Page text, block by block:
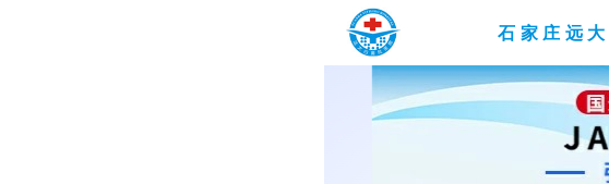
石家庄远